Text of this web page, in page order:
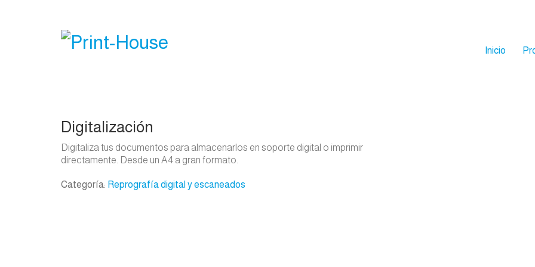
Inicio
Digitalización
Digitaliza tus documentos para almacenarlos en soporte digital o imprimir
directamente. Desde un A4 a gran formato.
Categoría: Reprografía digital y escaneados